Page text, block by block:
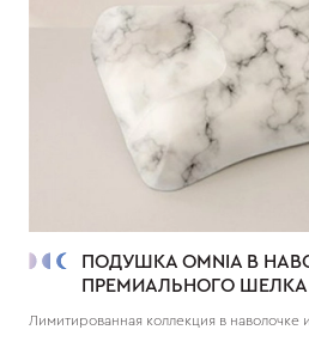
ПОДУШКА OMNIA В
ПРЕМИАЛЬНОГО
Лимитированная коллекция в наволочке